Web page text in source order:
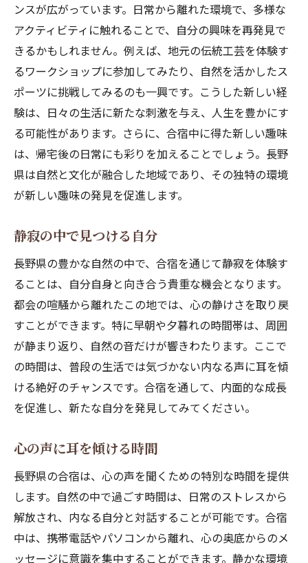
ンスが広がっています。日常から離れた環境で、多様な
アクティビティに触れることで、自分の興味を再発見で
きるかもしれません。例えば、地元の伝統工芸を体験す
るワークショップに参加してみたり、自然を活かしたス
ポーツに挑戦してみるのも一興です。こうした新しい経
験は、日々の生活に新たな刺激を与え、人生を豊かにす
る可能性があります。さらに、合宿中に得た新しい趣味
は、帰宅後の日常にも彩りを加えることでしょう。長野
県は自然と文化が融合した地域であり、その独特の環境
が新しい趣味の発見を促進します。
静寂の中で見つける自分
長野県の豊かな自然の中で、合宿を通じて静寂を体験す
ることは、自分自身と向き合う貴重な機会となります。
都会の喧騒から離れたこの地では、心の静けさを取り戻
すことができます。特に早朝や夕暮れの時間帯は、周囲
が静まり返り、自然の音だけが響きわたります。ここで
の時間は、普段の生活では気づかない内なる声に耳を傾
ける絶好のチャンスです。合宿を通して、内面的な成長
を促進し、新たな自分を発見してみてください。
心の声に耳を傾ける時間
長野県の合宿は、心の声を聞くための特別な時間を提供
します。自然の中で過ごす時間は、日常のストレスから
解放され、内なる自分と対話することが可能です。合宿
中は、携帯電話やパソコンから離れ、心の奥底からのメ
ッセージに意識を集中することができます。静かな環境